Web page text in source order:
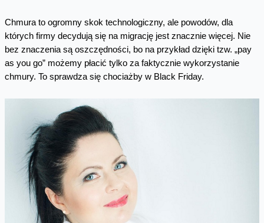
Chmura to ogromny skok technologiczny, ale powodów, dla
których firmy decydują się na migrację jest znacznie więcej. Nie
bez znaczenia są oszczędności, bo na przykład dzięki tzw. „pay
as you go” możemy płacić tylko za faktycznie wykorzystanie
chmury. To sprawdza się chociażby w Black Friday.